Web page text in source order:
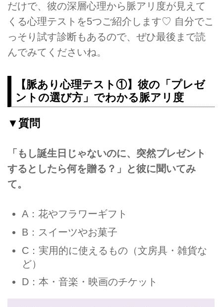
だけで、彼の深層心理から脈アリ度が見えて
くる心理テストを5つご紹介します♡ 自分でこ
っそり試す診断もあるので、ぜひ最後まで読
んでみてくださいね。
【脈あり心理テスト①】彼の「プレゼ
ントの選び方」でわかる脈アリ度
▼質問
「もし誕生日じゃないのに、突然プレゼント
するとしたら何を贈る？」と彼に聞いてみ
て。
A：花やフラワーギフト
B：スイーツやお菓子
C：実用的に使えるもの（文房具・雑貨な
ど）
D：本・音楽・映画のチケット